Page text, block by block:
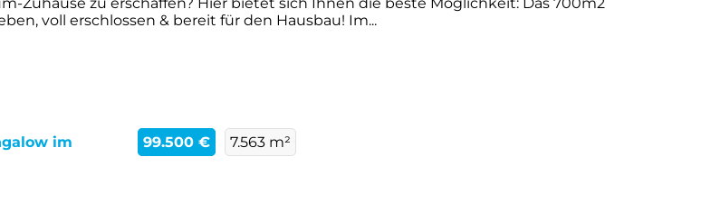
voll erschlossen & bereit für den Hausbau! Im...
im
99.500 € 7.563 m²